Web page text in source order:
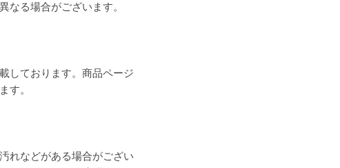
なる場合がございます。
しております。商品ページ
す。
れなどがある場合がござい